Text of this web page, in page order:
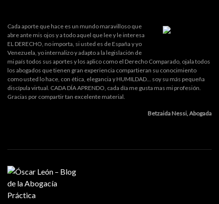
Cada aporte que hace es un mundo maravilloso que
abre ante mis ojos y a todo aquel que lee y le interesa
EL DERECHO, no importa, si usted es de España y yo
Venezuela, yo internalizo y adapto a la legislación de
mi país todos sus aportes y los aplico como el Derecho Comparado, ojala todos
los abogados que tienen gran experiencia compartieran su conocimiento
como usted lo hace, con ética, elegancia y HUMILDAD... soy su más pequeña
discípula virtual. CADA DÍA APRENDO, cada día me gusta mas mi profesión.
Gracias por compartir tan excelente material.
Betzaida Nessi, Abogada